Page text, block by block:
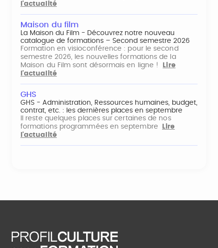
l'actualité
Maison du film
La Maison du Film - Découvrez notre nouveau
catalogue de formations – Second semestre 2026
Formation en visioconférence : pour le second
semestre 2026, les nouvelles formations de la
Maison du Film sont désormais en ligne !
Lire
l'actualité
GHS
GHS - Administration, Ressources humaines, budget,
contrat, etc. : les dernières places en septembre
Il reste quelques places sur certaines de nos
formations programmées en septembre
Lire
l'actualité